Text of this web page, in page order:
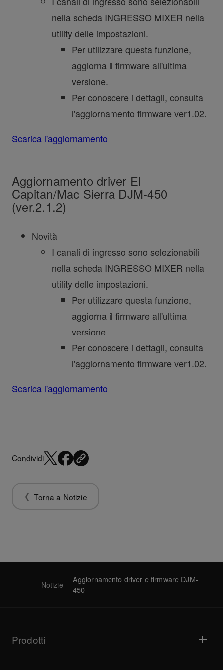
nella scheda INGRESSO MIXER nella
utility delle impostazioni.
Per utilizzare questa funzione,
aggiorna il firmware all'ultima
versione.
Per conoscere i dettagli, consulta
l'aggiornamento firmware ver1.02.
Scarica l'aggiornamento
Aggiornamento driver El
Capitan/Mac Sierra DJM-450
(ver.2.1.2)
Novità
I canali di ingresso sono selezionabili
nella scheda INGRESSO MIXER nella
utility delle impostazioni.
Per utilizzare questa funzione,
aggiorna il firmware all'ultima
versione.
Per conoscere i dettagli, consulta
l'aggiornamento firmware ver1.02.
Scarica l'aggiornamento
Condividi
Torna a Notizie
Notizie
Aggiornamento driver e firmware DJM-
450
Prodotti